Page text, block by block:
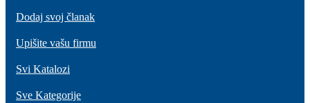
Dodaj svoj članak
Upišite vašu firmu
Svi Katalozi
Sve Kategorije